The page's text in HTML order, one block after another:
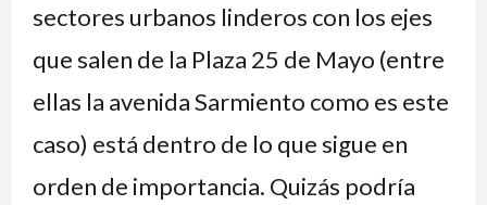
sectores urbanos linderos con los ejes
que salen de la Plaza 25 de Mayo (entre
ellas la avenida Sarmiento como es este
caso) está dentro de lo que sigue en
orden de importancia. Quizás podría